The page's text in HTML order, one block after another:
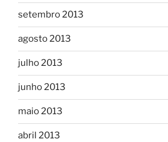
setembro 2013
agosto 2013
julho 2013
junho 2013
maio 2013
abril 2013